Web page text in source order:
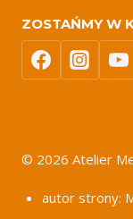
ZOSTAŃMY W
© 2026 Atelier
autor strony: